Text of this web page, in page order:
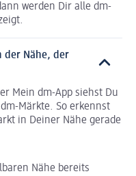
werden Dir alle dm-
der Nähe, der
Mein dm-App siehst Du
Märkte. So erkennst
in Deiner Nähe gerade
Nähe bereits